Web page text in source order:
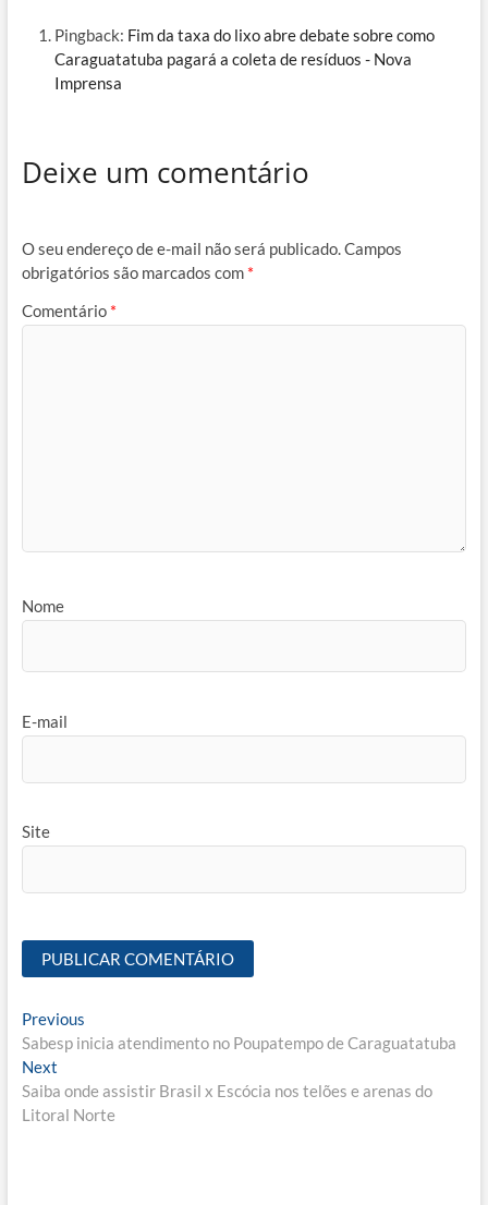
Pingback: Fim da taxa do lixo abre debate sobre como
Caraguatatuba pagará a coleta de resíduos - Nova
Imprensa
Deixe um comentário
O seu endereço de e-mail não será publicado. Campos
obrigatórios são marcados com *
Comentário *
Nome
E-mail
Site
Navegação
de
Post
PreviousPrevious
post:
Sabesp inicia atendimento no Poupatempo de Caraguatatuba
NextNext
post:
Saiba onde assistir Brasil x Escócia nos telões e arenas do
Litoral Norte